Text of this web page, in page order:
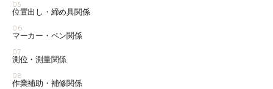
05
位置出し・締め具関係
06
マーカー・ペン関係
07
測位・測量関係
08
作業補助・補修関係